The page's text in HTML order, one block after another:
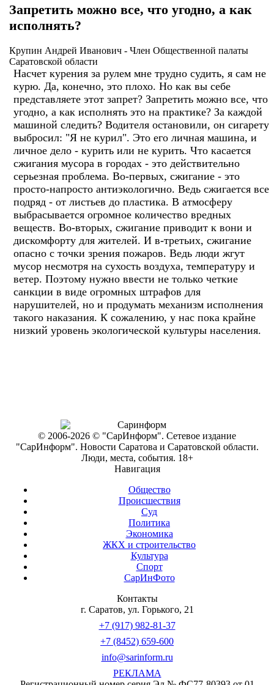
Запретить можно все, что угодно, а как
исполнять?
Крупин Андрей Иванович - Член Общественной палаты
Саратовской области
Насчет курения за рулем мне трудно судить, я сам не
курю. Да, конечно, это плохо. Но как вы себе
представляете этот запрет? Запретить можно все, что
угодно, а как исполнять это на практике? За каждой
машиной следить? Водителя остановили, он сигарету
выбросил: "Я не курил". Это его личная машина, и
личное дело - курить или не курить. Что касается
сжигания мусора в городах - это действительно
серьезная проблема. Во-первых, сжигание - это
просто-напросто антиэкологично. Ведь сжигается все
подряд - от листьев до пластика. В атмосферу
выбрасывается огромное количество вредных
веществ. Во-вторых, сжигание приводит к вони и
дискомфорту для жителей. И в-третьих, сжигание
опасно с точки зрения пожаров. Ведь люди жгут
мусор несмотря на сухость воздуха, температуру и
ветер. Поэтому нужно ввести не только четкие
санкции в виде огромных штрафов для
нарушителей, но и продумать механизм исполнения
такого наказания. К сожалению, у нас пока крайне
низкий уровень экологической культуры населения.
© 2006-2026 © "СарИнформ". Сетевое издание
"СарИнформ". Новости Саратова и Саратовской области.
Люди, места, события. 18+
Навигация
Общество
Происшествия
Суд
Политика
Экономика
ЖКХ и строительство
Культура
Спорт
СарИнФото
Контакты
г. Саратов, ул. Горького, 21
+7 (917) 982-81-37
+7 (8452) 659-600
info@sarinform.ru
РЕКЛАМА